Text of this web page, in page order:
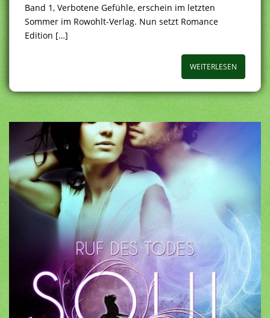
Band 1, Verbotene Gefühle, erschein im letzten
Sommer im Rowohlt-Verlag. Nun setzt Romance
Edition […]
WEITERLESEN